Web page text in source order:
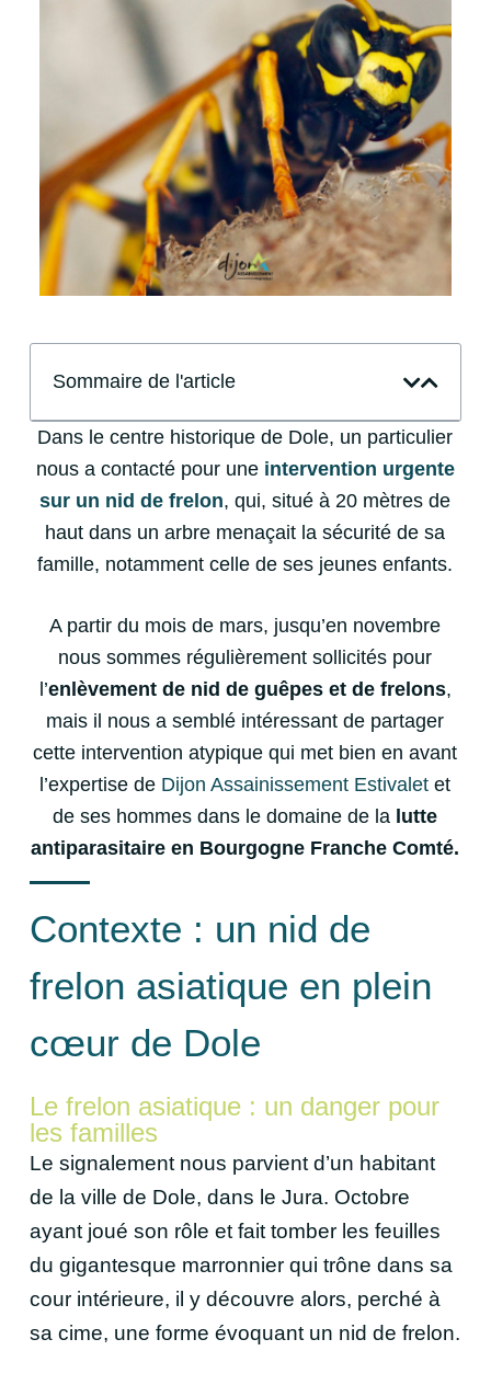
Sommaire de l'article
Dans le centre historique de Dole, un particulier
nous a contacté pour une intervention urgente
sur un nid de frelon, qui, situé à 20 mètres de
haut dans un arbre menaçait la sécurité de sa
famille, notamment celle de ses jeunes enfants.
A partir du mois de mars, jusqu’en novembre
nous sommes régulièrement sollicités pour
l’enlèvement de nid de guêpes et de frelons,
mais il nous a semblé intéressant de partager
cette intervention atypique qui met bien en avant
l’expertise de Dijon Assainissement Estivalet et
de ses hommes dans le domaine de la lutte
antiparasitaire en Bourgogne Franche Comté.
Contexte : un nid de
frelon asiatique en plein
cœur de Dole
Le frelon asiatique : un danger pour
les familles
Le signalement nous parvient d’un habitant
de la ville de Dole, dans le Jura. Octobre
ayant joué son rôle et fait tomber les feuilles
du gigantesque marronnier qui trône dans sa
cour intérieure, il y découvre alors, perché à
sa cime, une forme évoquant un nid de frelon.